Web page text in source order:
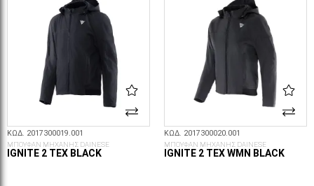
ΚΩΔ. 2017300019.001
ΜΠΟΥΦΑΝ ΜΗΧΑΝΗΣ DAINESE
IGNITE 2 TEX BLACK
ΚΩΔ. 2017300020.001
ΜΠΟΥΦΑΝ ΜΗΧΑΝΗΣ DAINESE
IGNITE 2 TEX WMN BLACK